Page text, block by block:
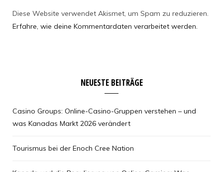
Diese Website verwendet Akismet, um Spam zu reduzieren.
Erfahre, wie deine Kommentardaten verarbeitet werden.
NEUESTE BEITRÄGE
Casino Groups: Online-Casino-Gruppen verstehen – und
was Kanadas Markt 2026 verändert
Tourismus bei der Enoch Cree Nation